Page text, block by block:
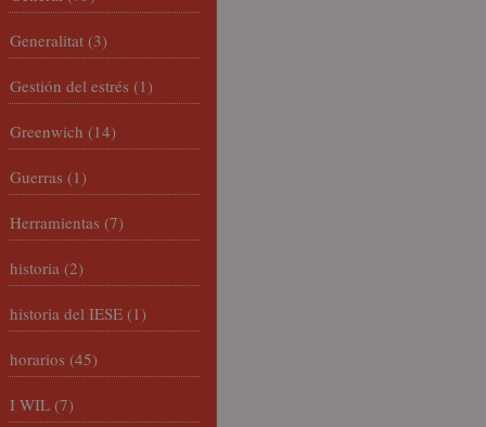
Generalitat (3)
Gestión del estrés (1)
Greenwich (14)
Guerras (1)
Herramientas (7)
historia (2)
historia del IESE (1)
horarios (45)
I WIL (7)